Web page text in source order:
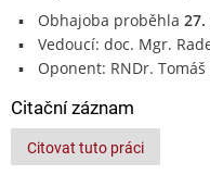
Obhajoba proběhla 27.
Vedoucí: doc. Mgr.
Oponent: RNDr.
Citační záznam
Citovat tuto práci